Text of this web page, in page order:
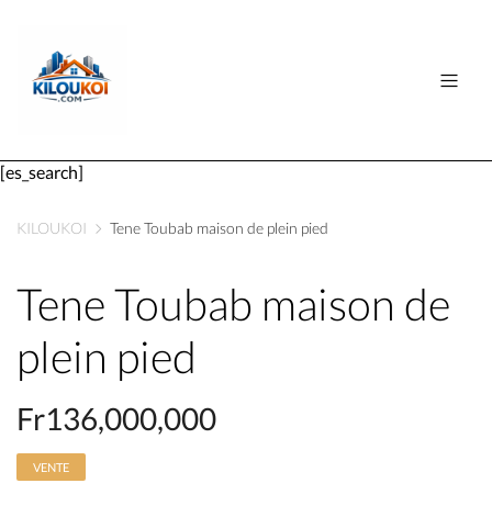
[es_search]
KILOUKOI Tene Toubab maison de plein pied
Tene Toubab maison de
plein pied
Fr136,000,000
VENTE